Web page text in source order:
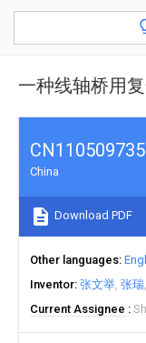
一种线轴桥用
China
Download PDF
Other languages
Inventor 张文举 张瑞
Current Assignee